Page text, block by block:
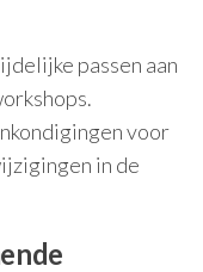
passen aan
voor
in de